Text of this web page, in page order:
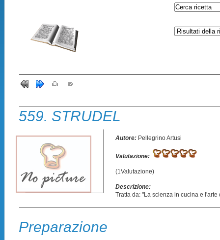
559. STRUDEL
Autore: Pellegrino Artusi
Valutazione:
(1Valutazione)
Descrizione:
Tratta da: "La scienza in cucina e l'arte
Preparazione